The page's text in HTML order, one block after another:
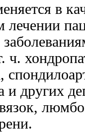
в
лечении
ч.
и других